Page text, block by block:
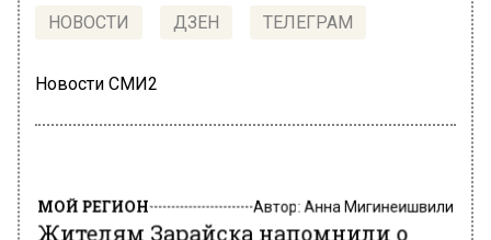
НОВОСТИ ДЗЕН ТЕЛЕГРАМ
Новости СМИ2
МОЙ РЕГИОН Автор: Анна Мигинеишвили
Жителям Зарайска напомнили о